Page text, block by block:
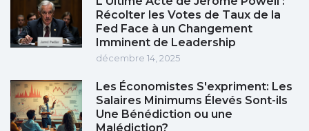
Récolter les Votes de Taux de la
Fed Face à un Changement
Imminent de Leadership
décembre 14, 2025
Les Économistes S'expriment: Les
Salaires Minimums Élevés Sont-ils
Une Bénédiction ou une
Malédiction?